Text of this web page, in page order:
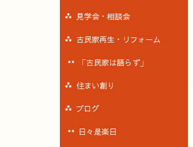
見学会・相談会
古民家再生・リフォーム
「古民家は語らず」
住まい創り
ブログ
日々是楽日